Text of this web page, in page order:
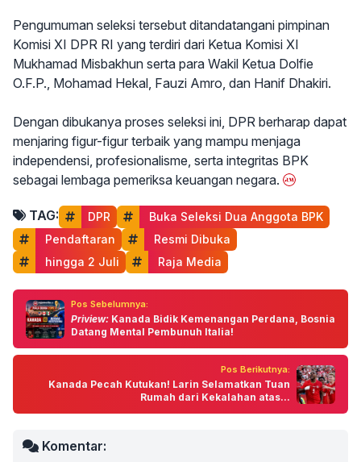
Pengumuman seleksi tersebut ditandatangani pimpinan
Komisi XI DPR RI yang terdiri dari Ketua Komisi XI
Mukhamad Misbakhun serta para Wakil Ketua Dolfie
O.F.P., Mohamad Hekal, Fauzi Amro, dan Hanif Dhakiri.
Dengan dibukanya proses seleksi ini, DPR berharap dapat
menjaring figur-figur terbaik yang mampu menjaga
independensi, profesionalisme, serta integritas BPK
sebagai lembaga pemeriksa keuangan negara.
TAG: DPR
Buka Seleksi Dua Anggota BPK
Pendaftaran
Resmi Dibuka
hingga 2 Juli
Raja Media
Pos Sebelumnya:
Priview: Kanada Bidik Kemenangan Perdana, Bosnia
Datang Mental Pembunuh Italia!
Pos Berikutnya:
Kanada Pecah Kutukan! Larin Selamatkan Tuan
Rumah dari Kekalahan atas...
Komentar: